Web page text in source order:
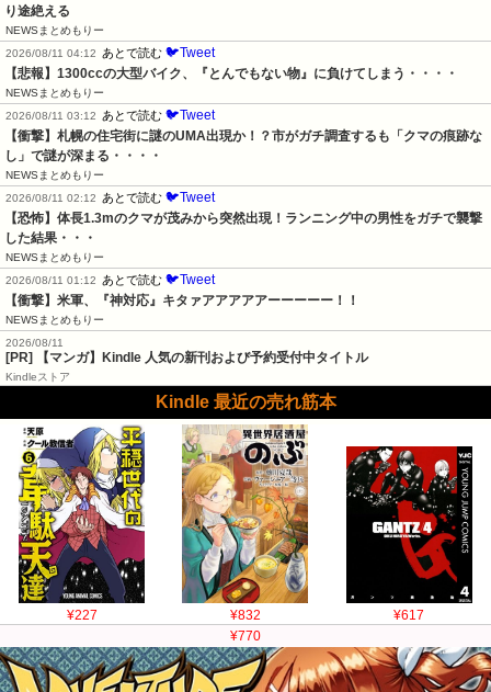
り途絶える
NEWSまとめもりー
2026/08/11 04:12
あとで読む 🐦Tweet
【悲報】1300ccの大型バイク、『とんでもない物』に負けてしまう・・・・
NEWSまとめもりー
2026/08/11 03:12
あとで読む 🐦Tweet
【衝撃】札幌の住宅街に謎のUMA出現か！？市がガチ調査するも「クマの痕跡な
し」で謎が深まる・・・・
NEWSまとめもりー
2026/08/11 02:12
あとで読む 🐦Tweet
【恐怖】体長1.3mのクマが茂みから突然出現！ランニング中の男性をガチで襲撃
した結果・・・
NEWSまとめもりー
2026/08/11 01:12
あとで読む 🐦Tweet
【衝撃】米軍、『神対応』キタァアアアアアーーーーー！！
NEWSまとめもりー
2026/08/11
[PR] 【マンガ】Kindle 人気の新刊および予約受付中タイトル
Kindleストア
Kindle 最近の売れ筋本
¥227 ¥832
¥617
¥770